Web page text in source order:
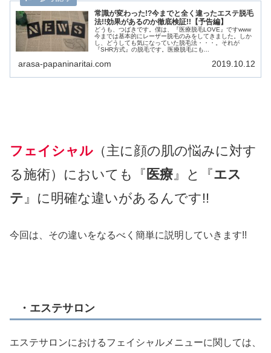
常識が変わった!?今までと全く違ったエステ脱毛
法!!効果があるのか徹底検証!!【予告編】
どうも、つばきです。僕は、『医療脱毛LOVE』ですwww
今までは基本的にレーザー脱毛のみをしてきました。しか
し、どうしても気になっていた脱毛法・・・。それが
『SHR方式』の脱毛です。医療脱毛にも...
arasa-papaninaritai.com 2019.10.12
フェイシャル （主に顔の肌の悩みに対す
る施術）においても『 医療 』と『エス
テ 』に明確な違いがあるんです!!
今回は、その違いをなるべく簡単に説明していきます!!
・エステサロン
エステサロンにおけるフェイシャルメニューに関しては、